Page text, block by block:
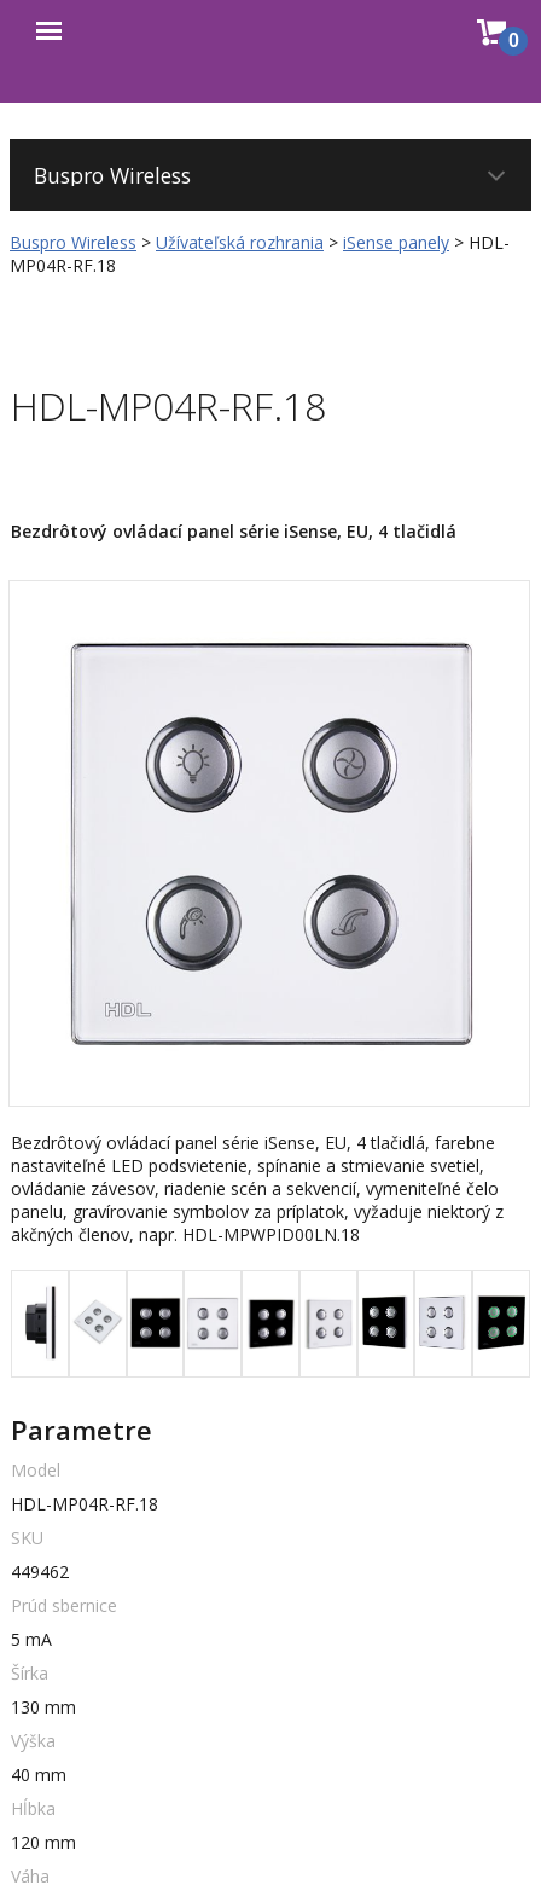
menu
0
Buspro Wireless > Užívateľská rozhrania > iSense panely > HDL-
MP04R-RF.18
HDL-MP04R-RF.18
Bezdrôtový ovládací panel série iSense, EU, 4 tlačidlá
Bezdrôtový ovládací panel série iSense, EU, 4 tlačidlá, farebne
nastaviteľné LED podsvietenie, spínanie a stmievanie svetiel,
ovládanie závesov, riadenie scén a sekvencií, vymeniteľné čelo
panelu, gravírovanie symbolov za príplatok, vyžaduje niektorý z
akčných členov, napr. HDL-MPWPID00LN.18
Parametre
Model
HDL-MP04R-RF.18
SKU
449462
Prúd sbernice
5 mA
Šírka
130 mm
Výška
40 mm
Hĺbka
120 mm
Váha